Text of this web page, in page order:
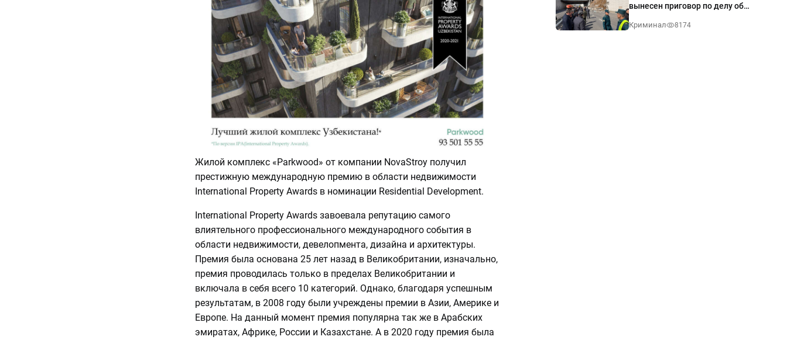
Жилой комплекс «Parkwood» от компании NovaStroy получил
престижную международную премию в области недвижимости
International Property Awards в номинации Residential Development.
International Property Awards завоевала репутацию самого
влиятельного профессионального международного события в
области недвижимости, девелопмента, дизайна и архитектуры.
Премия была основана 25 лет назад в Великобритании, изначально,
премия проводилась только в пределах Великобритании и
включала в себя всего 10 категорий. Однако, благодаря успешным
результатам, в 2008 году были учреждены премии в Азии, Америке и
Европе. На данный момент премия популярна так же в Арабских
эмиратах, Африке, России и Казахстане. А в 2020 году премия была
вынесен приговор по делу об
Ташкенте
Криминал 8174